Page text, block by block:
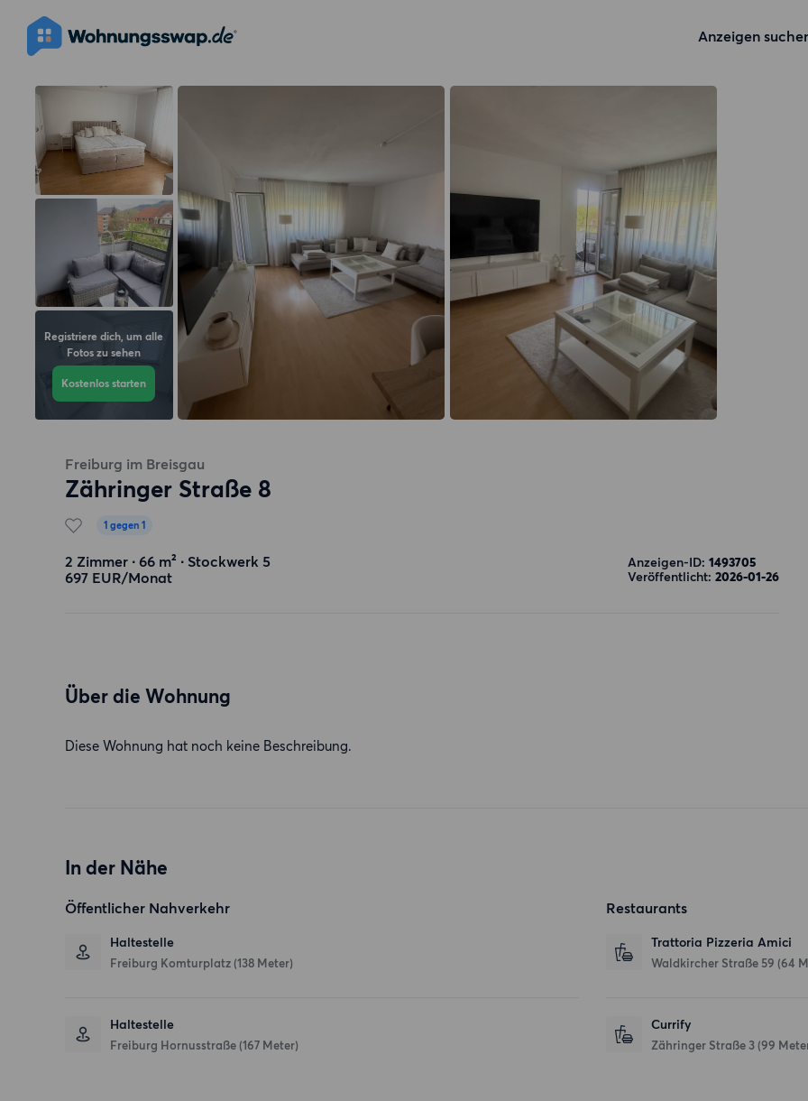
Anzeigen
Registriere dich, um alle
Fotos zu sehen
Kostenlos starten
Freiburg im Breisgau
Zähringer Straße 8
1 gegen 1
2 Zimmer ∙ 66 m² ∙ Stockwerk 5
697 EUR/Monat
Anzeigen-ID: 1493705
Veröffentlicht: 2026-01-26
Über die Wohnung
Diese Wohnung hat noch keine Beschreibung.
In der Nähe
Öffentlicher Nahverkehr
Haltestelle
Freiburg Komturplatz (138 Meter)
Haltestelle
Freiburg Hornusstraße (167 Meter)
Restaurants
Trattoria Pizzeria Amici
Waldkircher Straße 59 (64
Currify
Zähringer Straße 3 (99